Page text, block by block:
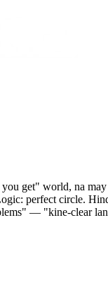
get" world, na
perfect circle.
— "kine-clear